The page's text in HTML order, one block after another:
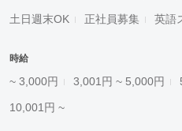
土日週末OK 正社員募集 英語
時給
~ 3,000円 3,001円 ~ 5,000円
10,001円 ~